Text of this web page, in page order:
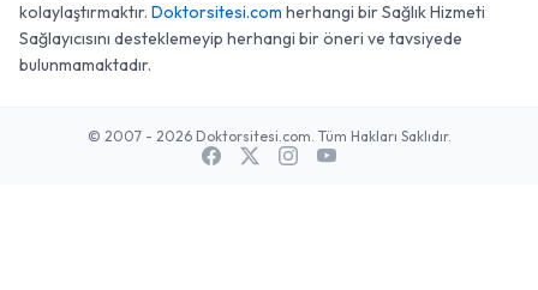
kolaylaştırmaktır. Doktorsitesi.com herhangi bir Sağlık Hizmeti
Sağlayıcısını desteklemeyip herhangi bir öneri ve tavsiyede
bulunmamaktadır.
© 2007 - 2026 Doktorsitesi.com. Tüm Hakları Saklıdır.